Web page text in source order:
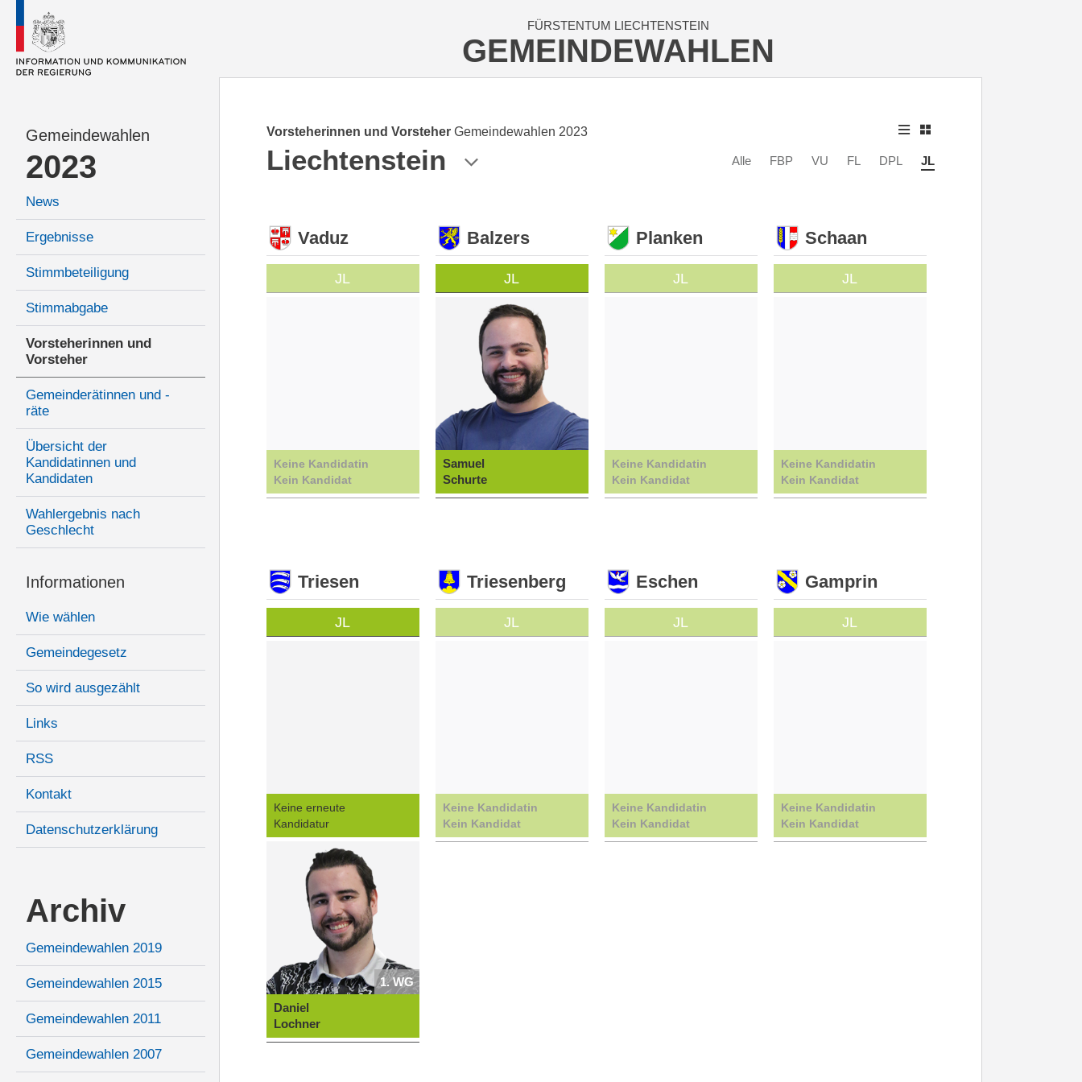
FÜRSTENTUM LIECHTENSTEIN
GEMEINDEWAHLEN
Gemeindewahlen
2023
News
Ergebnisse
Stimmbeteiligung
Stimmabgabe
Vorsteherinnen und
Vorsteher
Gemeinderätinnen und -
räte
Übersicht der
Kandidatinnen und
Kandidaten
Wahlergebnis nach
Geschlecht
Informationen
Wie wählen
Gemeindegesetz
So wird ausgezählt
Links
RSS
Kontakt
Datenschutzerklärung
Archiv
Gemeindewahlen 2019
Gemeindewahlen 2015
Gemeindewahlen 2011
Gemeindewahlen 2007
Vorsteherinnen und Vorsteher Gemeindewahlen 2023
Liechtenstein Alle FBP VU FL DPL JL
Vaduz
JL
Keine Kandidatin
Kein Kandidat
Balzers
JL
Samuel
Schurte
Planken
JL
Keine Kandidatin
Kein Kandidat
Schaan
JL
Keine Kandidatin
Kein Kandidat
Triesen
JL
Keine erneute
Kandidatur
1. WG
Daniel
Lochner
Triesenberg
JL
Keine Kandidatin
Kein Kandidat
Eschen
JL
Keine Kandidatin
Kein Kandidat
Gamprin
JL
Keine Kandidatin
Kein Kandidat